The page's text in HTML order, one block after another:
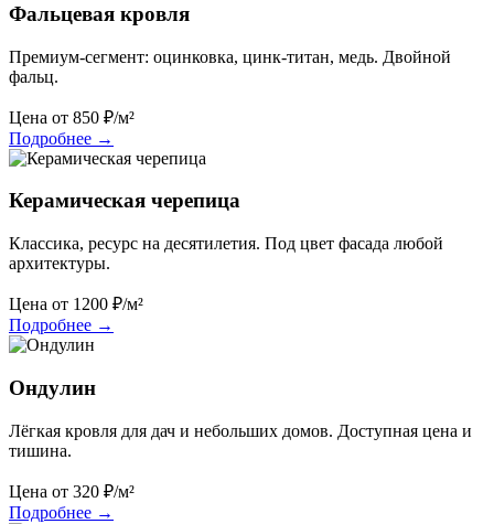
Фальцевая кровля
Премиум-сегмент: оцинковка, цинк-титан, медь. Двойной
фальц.
Цена от 850 ₽/м²
Подробнее →
Керамическая черепица
Классика, ресурс на десятилетия. Под цвет фасада любой
архитектуры.
Цена от 1200 ₽/м²
Подробнее →
Ондулин
Лёгкая кровля для дач и небольших домов. Доступная цена и
тишина.
Цена от 320 ₽/м²
Подробнее →